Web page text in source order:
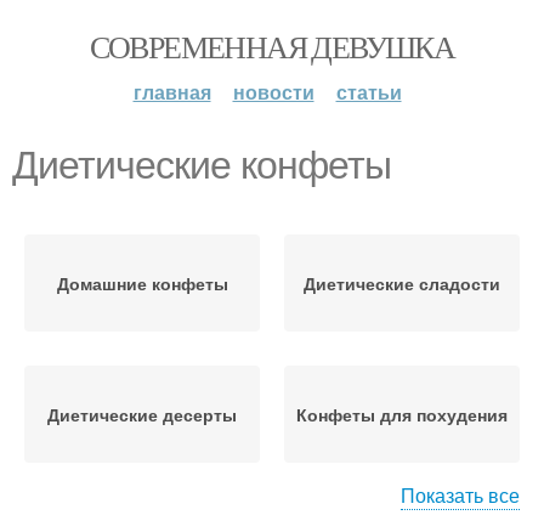
СОВРЕМЕННАЯ ДЕВУШКА
главная новости статьи
Диетические конфеты
Домашние конфеты Диетические сладости
Диетические десерты Конфеты для похудения
Показать все